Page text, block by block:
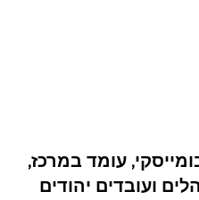
עומד במרכז,
ועובדים יהודים